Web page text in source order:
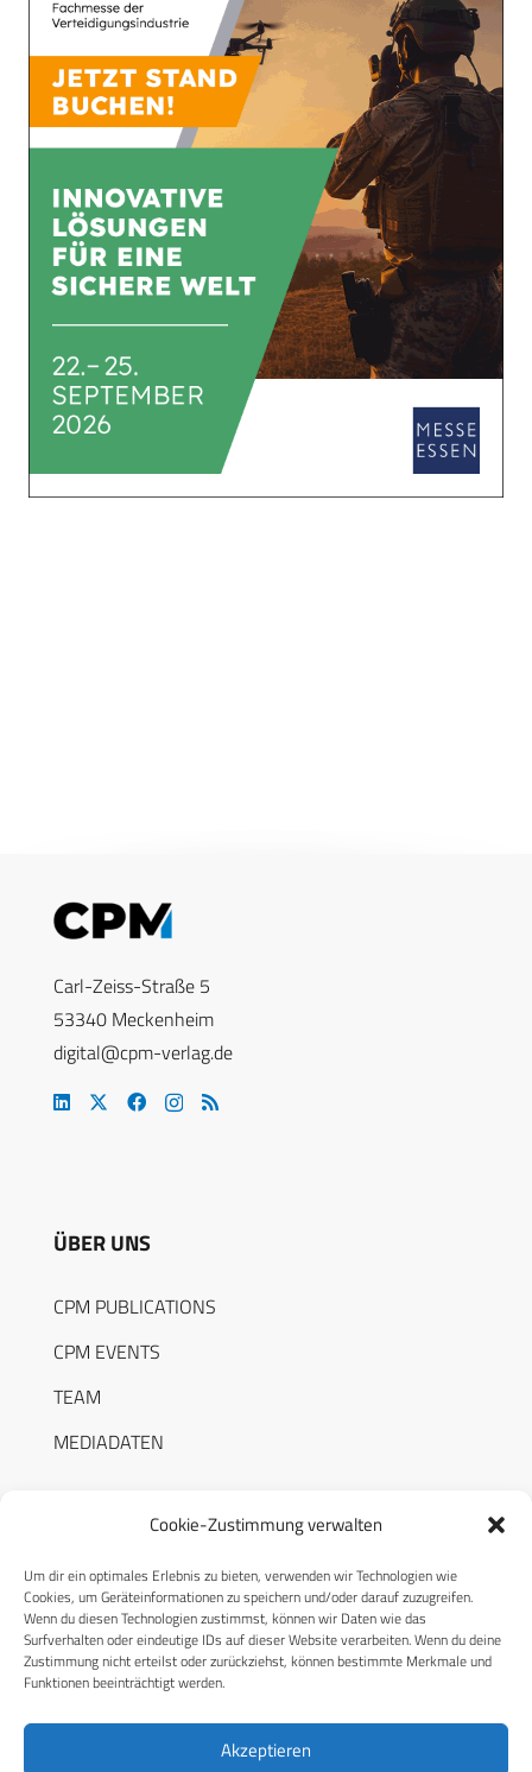
Cookie-Zustimmung verwalten
Um dir ein optimales Erlebnis zu bieten, verwenden wir Technologien wie
Cookies, um Geräteinformationen zu speichern und/oder darauf zuzugreifen.
Wenn du diesen Technologien zustimmst, können wir Daten wie das
Surfverhalten oder eindeutige IDs auf dieser Website verarbeiten. Wenn du deine
Zustimmung nicht erteilst oder zurückziehst, können bestimmte Merkmale und
Funktionen beeinträchtigt werden.
Akzeptieren
Carl-Zeiss-Straße 5
53340 Meckenheim
digital@cpm-verlag.de
ÜBER UNS
CPM PUBLICATIONS
CPM EVENTS
TEAM
MEDIADATEN
RECHTLICHES
Datenschutzerklärung
Cookie-Richtlinie (EU)